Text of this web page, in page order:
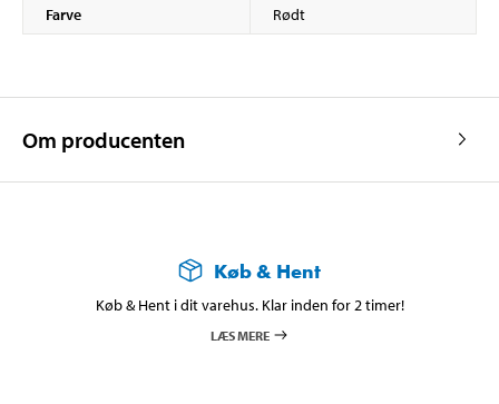
Farve
Rødt
Om producenten
Køb & Hent
Køb & Hent i dit varehus. Klar inden for 2 timer!
LÆS MERE